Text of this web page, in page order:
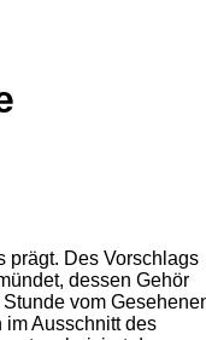
prägt. Des Vorschlags
dessen Gehör
vom
im Ausschnitt des